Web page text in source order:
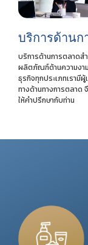
บริการด้านก
บริการด้านการตลาดส
ผลิตภัณฑ์ด้านความงา
ธุรกิจทุกประเภทเรามี
ทางด้านทางการตลาด
ให้คำปรึกษากับท่าน